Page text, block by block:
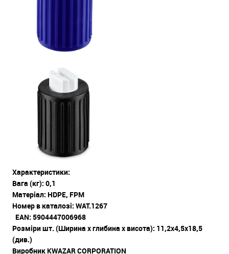
Характеристики:
Вага (кг): 0,1
Матеріал: HDPE, FPM
Номер в каталозі: WAT.1267
EAN: 5904447006968
Розміри шт. (Ширина х глибина х висота): 11,2х4,5х18,5
(див.)
Виробник KWAZAR CORPORATION